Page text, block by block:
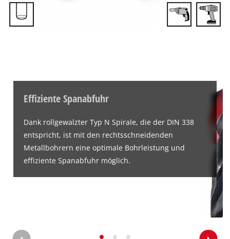
Effiziente Spanabfuhr
Dank rollgewalzter Typ N Spirale, die der DIN 338
entspricht, ist mit den rechtsschneidenden
Metallbohrern eine optimale Bohrleistung und
effiziente Spanabfuhr möglich.